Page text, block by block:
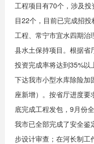
工程项目有70个，涉及
目22个，目前已完成招
工程、常宁市宜水四期治
县水土保持项目。根据省
投资完成率将达到35%以
下达我市小型水库除险加
座新增）。按省厅进度要
底完成工程发包，9月份
我市已全部完成了安全鉴
步设计审查；在河长制工